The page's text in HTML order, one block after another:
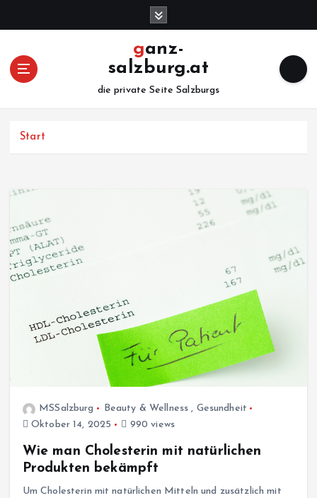
ganz-
salzburg.at
die private Seite Salzburgs
Start
MSSalzburg Beauty & Wellness , Gesundheit
Oktober 14, 2025
990 views
Wie man Cholesterin mit natürlichen
Produkten bekämpft
Um Cholesterin mit natürlichen Mitteln und zusätzlich mit